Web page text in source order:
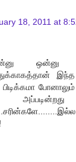
18, 2011 at
இந்த
பிடிக்கமா